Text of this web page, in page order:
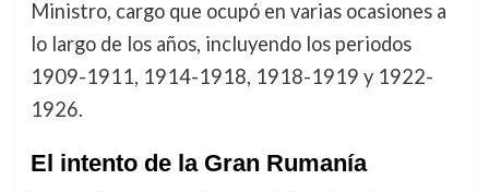
Ministro, cargo que ocupó en varias ocasiones a
lo largo de los años, incluyendo los periodos
1909-1911, 1914-1918, 1918-1919 y 1922-
1926.
El intento de la Gran Rumanía